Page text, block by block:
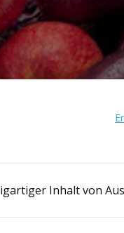
Inhalt von